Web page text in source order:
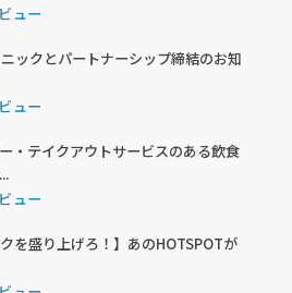
ュー
ックとパートナーシップ締結のお知
ュー
・テイクアウトサービスのある飲食
ュー
クを盛り上げろ！】あのHOTSPOTが